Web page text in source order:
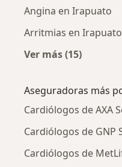
Angina en Irapuato
Arritmias en Irapuato
Ver más (15)
Aseguradoras más
Cardiólogos de AXA
Cardiólogos de GNP
Cardiólogos de